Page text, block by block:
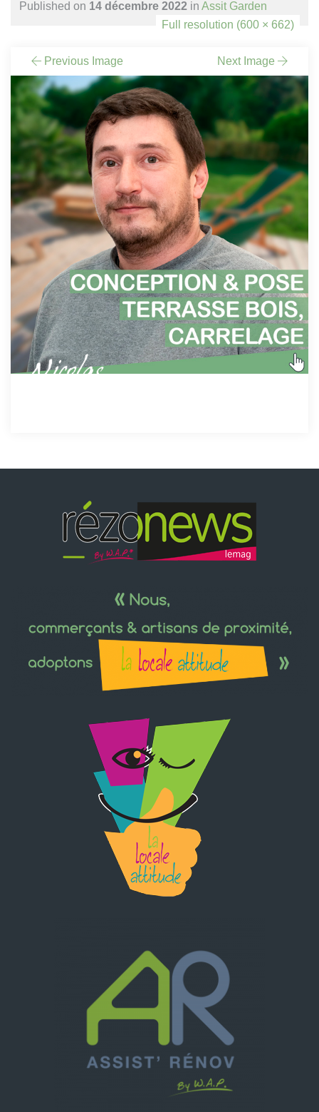
Published on 14 décembre 2022 in Assit Garden
Full resolution (600 × 662)
Previous Image Next Image